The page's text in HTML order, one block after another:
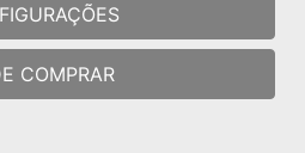
COMPRAR